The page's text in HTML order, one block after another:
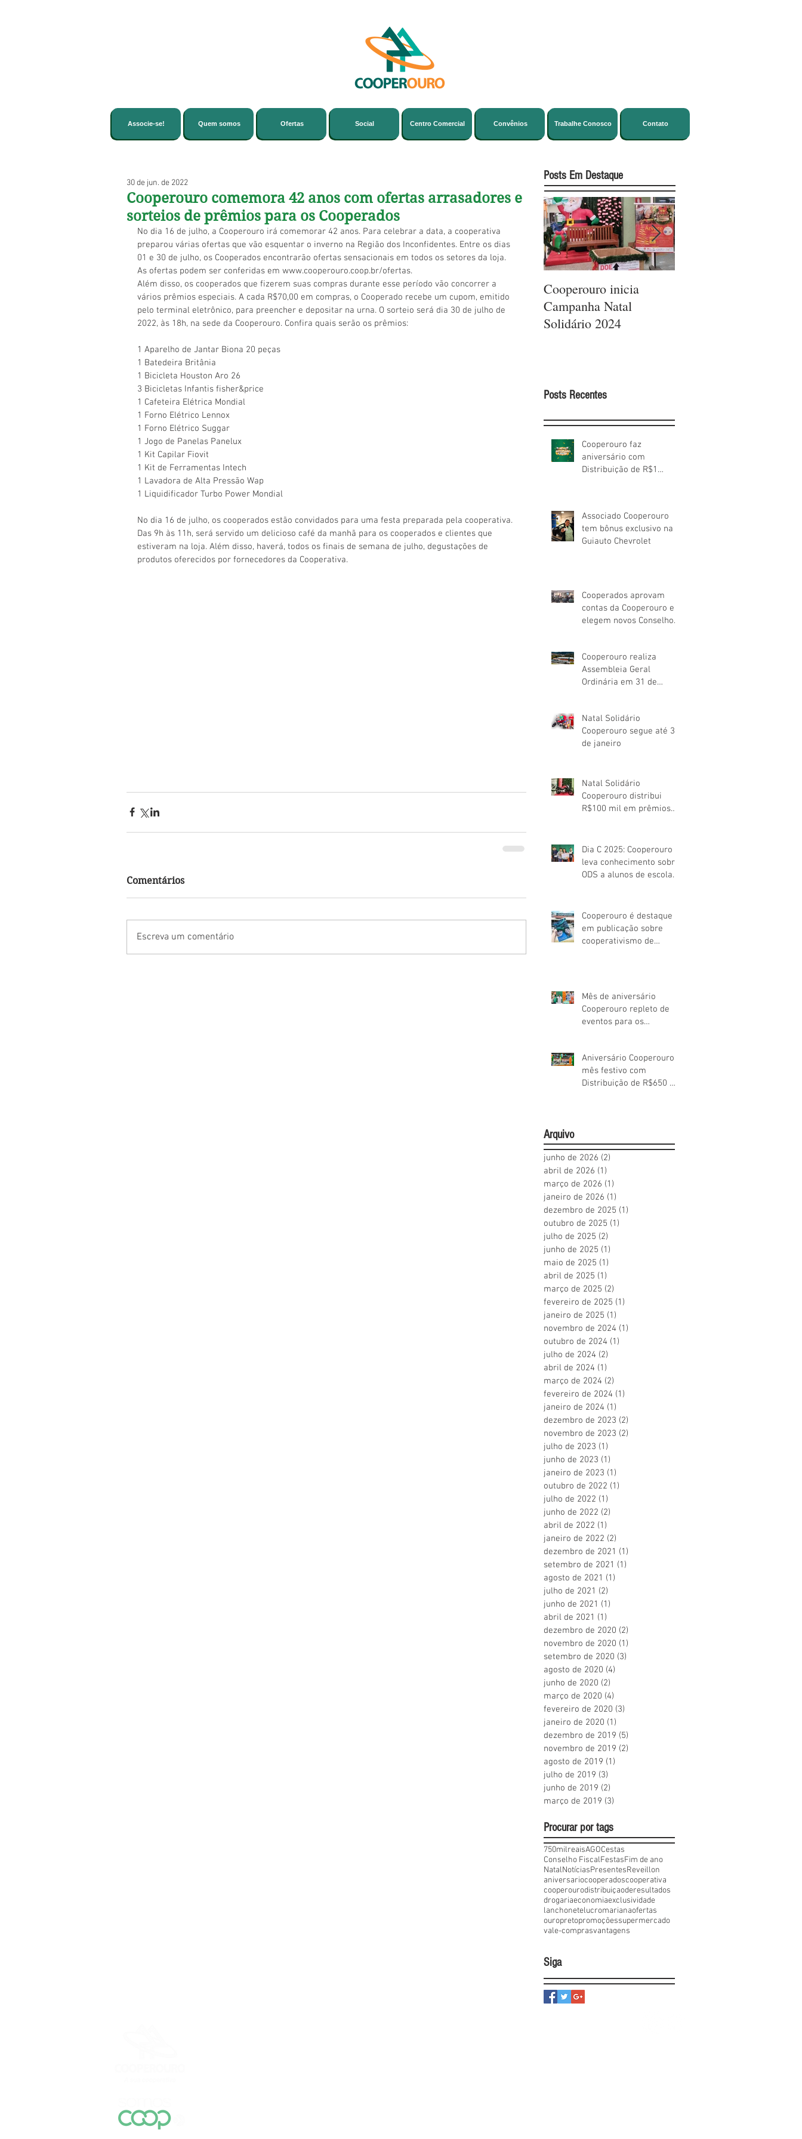
Associe-se! Quem somos Ofertas Social Centro Comercial Convênios Trabalhe Conosco Contato
Cooperouro comemora 42 anos com ofertas arrasadores e
sorteios de prêmios para os Cooperados
30 de jun. de 2022
No dia 16 de julho, a Cooperouro irá comemorar 42 anos. Para celebrar a data, a cooperativa
preparou várias ofertas que vão esquentar o inverno na Região dos Inconfidentes. Entre os dias
01 e 30 de julho, os Cooperados encontrarão ofertas sensacionais em todos os setores da loja.
As ofertas podem ser conferidas em www.cooperouro.coop.br/ofertas.
Além disso, os cooperados que fizerem suas compras durante esse período vão concorrer a
vários prêmios especiais. A cada R$70,00 em compras, o Cooperado recebe um cupom, emitido
pelo terminal eletrônico, para preencher e depositar na urna. O sorteio será dia 30 de julho de
2022, às 18h, na sede da Cooperouro. Confira quais serão os prêmios:
1 Aparelho de Jantar Biona 20 peças
1 Batedeira Britânia
1 Bicicleta Houston Aro 26
3 Bicicletas Infantis fisher&price
1 Cafeteira Elétrica Mondial
1 Forno Elétrico Lennox
1 Forno Elétrico Suggar
1 Jogo de Panelas Panelux
1 Kit Capilar Fiovit
1 Kit de Ferramentas Intech
1 Lavadora de Alta Pressão Wap
1 Liquidificador Turbo Power Mondial
No dia 16 de julho, os cooperados estão convidados para uma festa preparada pela cooperativa.
Das 9h às 11h, será servido um delicioso café da manhã para os cooperados e clientes que
estiveram na loja. Além disso, haverá, todos os finais de semana de julho, degustações de
produtos oferecidos por fornecedores da Cooperativa.
Comentários
Escreva um comentário
Posts Em Destaque
Cooperouro inicia
Campanha Natal
Solidário 2024
Posts Recentes
Cooperouro faz
aniversário com
Distribuição de R$1
Associado Cooperouro
tem bônus exclusivo na
Guiauto Chevrolet
Cooperados aprovam
contas da Cooperouro e
elegem novos Conselhos
Cooperouro realiza
Assembleia Geral
Ordinária em 31 de
Natal Solidário
Cooperouro segue até 31
de janeiro
Natal Solidário
Cooperouro distribui
R$100 mil em prêmios
Dia C 2025: Cooperouro
leva conhecimento sobre
ODS a alunos de escola
Cooperouro é destaque
em publicação sobre
cooperativismo de
Mês de aniversário
Cooperouro repleto de
eventos para os
Aniversário Cooperouro:
mês festivo com
Distribuição de R$650 mil
Arquivo
junho de 2026 (2)
abril de 2026 (1)
março de 2026 (1)
janeiro de 2026 (1)
dezembro de 2025 (1)
outubro de 2025 (1)
julho de 2025 (2)
junho de 2025 (1)
maio de 2025 (1)
abril de 2025 (1)
março de 2025 (2)
fevereiro de 2025 (1)
janeiro de 2025 (1)
novembro de 2024 (1)
outubro de 2024 (1)
julho de 2024 (2)
abril de 2024 (1)
março de 2024 (2)
fevereiro de 2024 (1)
janeiro de 2024 (1)
dezembro de 2023 (2)
novembro de 2023 (2)
julho de 2023 (1)
junho de 2023 (1)
janeiro de 2023 (1)
outubro de 2022 (1)
julho de 2022 (1)
junho de 2022 (2)
abril de 2022 (1)
janeiro de 2022 (2)
dezembro de 2021 (1)
setembro de 2021 (1)
agosto de 2021 (1)
julho de 2021 (2)
junho de 2021 (1)
abril de 2021 (1)
dezembro de 2020 (2)
novembro de 2020 (1)
setembro de 2020 (3)
agosto de 2020 (4)
junho de 2020 (2)
março de 2020 (4)
fevereiro de 2020 (3)
janeiro de 2020 (1)
dezembro de 2019 (5)
novembro de 2019 (2)
agosto de 2019 (1)
julho de 2019 (3)
junho de 2019 (2)
março de 2019 (3)
Procurar por tags
750milreaisAGOCestas
Conselho FiscalFestasFim de ano
NatalNotíciasPresentesReveillon
aniversariocooperadoscooperativa
cooperourodistribuiçaoderesultados
drogariaeconomiaexclusividade
lanchonetelucromarianaofertas
ouropretopromoçõessupermercado
vale-comprasvantagens
Siga